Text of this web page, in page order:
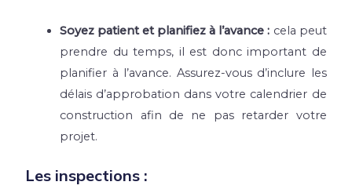
Soyez patient et planifiez à l’avance : cela peut
prendre du temps, il est donc important de
planifier à l’avance. Assurez-vous d’inclure les
délais d’approbation dans votre calendrier de
construction afin de ne pas retarder votre
projet.
Les inspections :